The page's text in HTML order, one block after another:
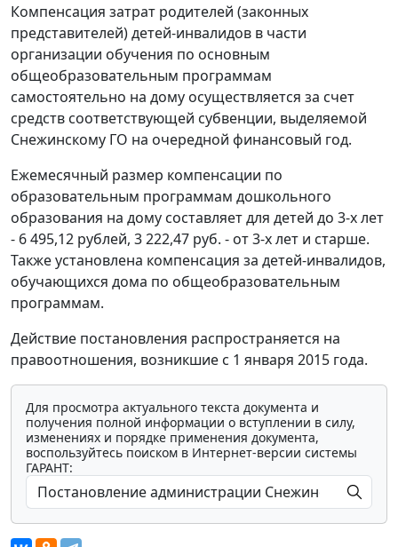
Компенсация затрат родителей (законных
представителей) детей-инвалидов в части
организации обучения по основным
общеобразовательным программам
самостоятельно на дому осуществляется за счет
средств соответствующей субвенции, выделяемой
Снежинскому ГО на очередной финансовый год.
Ежемесячный размер компенсации по
образовательным программам дошкольного
образования на дому составляет для детей до 3-х лет
- 6 495,12 рублей, 3 222,47 руб. - от 3-х лет и старше.
Также установлена компенсация за детей-инвалидов,
обучающихся дома по общеобразовательным
программам.
Действие постановления распространяется на
правоотношения, возникшие с 1 января 2015 года.
Для просмотра актуального текста документа и
получения полной информации о вступлении в силу,
изменениях и порядке применения документа,
воспользуйтесь поиском в Интернет-версии системы
ГАРАНТ: